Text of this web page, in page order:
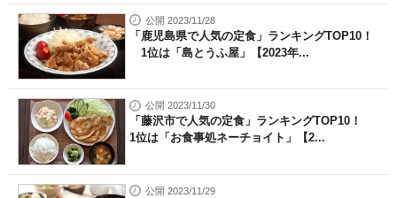
公開 2023/11/28
「鹿児島県で人気の定食」ランキングTOP10！
1位は「島とうふ屋」【2023年...
公開 2023/11/30
「藤沢市で人気の定食」ランキングTOP10！
1位は「お食事処ネーチョイト」【2...
公開 2023/11/29